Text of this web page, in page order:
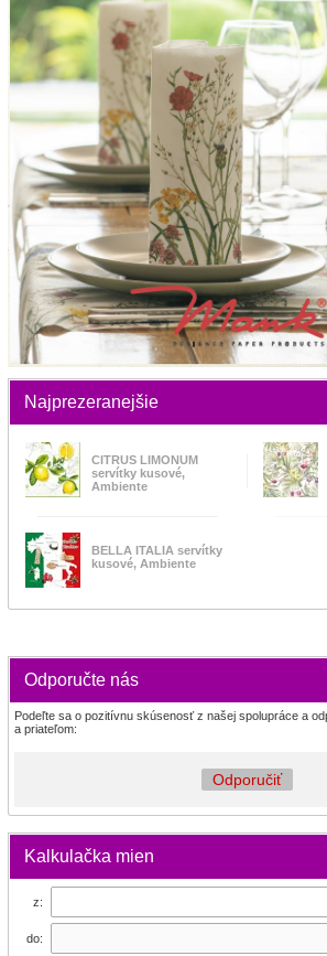
Najprezeranejšie
CITRUS LIMONUM
servítky kusové,
Ambiente
BELLA ITALIA servítky
kusové, Ambiente
Odporučte nás
Podeľte sa o pozitívnu skúsenosť z našej spolupráce a
a priateľom:
Odporučiť
Kalkulačka mien
z:
do: